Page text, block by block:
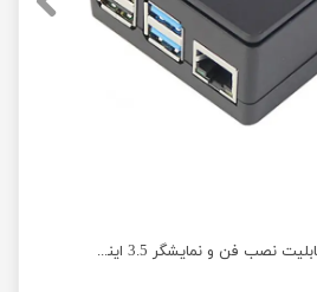
کیس رزبری پای 4 با قابلیت نصب فن و نمایشگر 3.5 اینچی - کد 413